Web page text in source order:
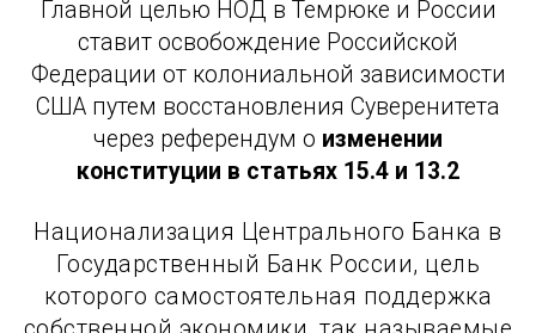
Главной целью НОД в Темрюке и России
ставит освобождение Российской
Федерации от колониальной зависимости
США путем восстановления Суверенитета
через референдум о изменении
конституции в статьях 15.4 и 13.2
Национализация Центрального Банка в
Государственный Банк России, цель
которого самостоятельная поддержка